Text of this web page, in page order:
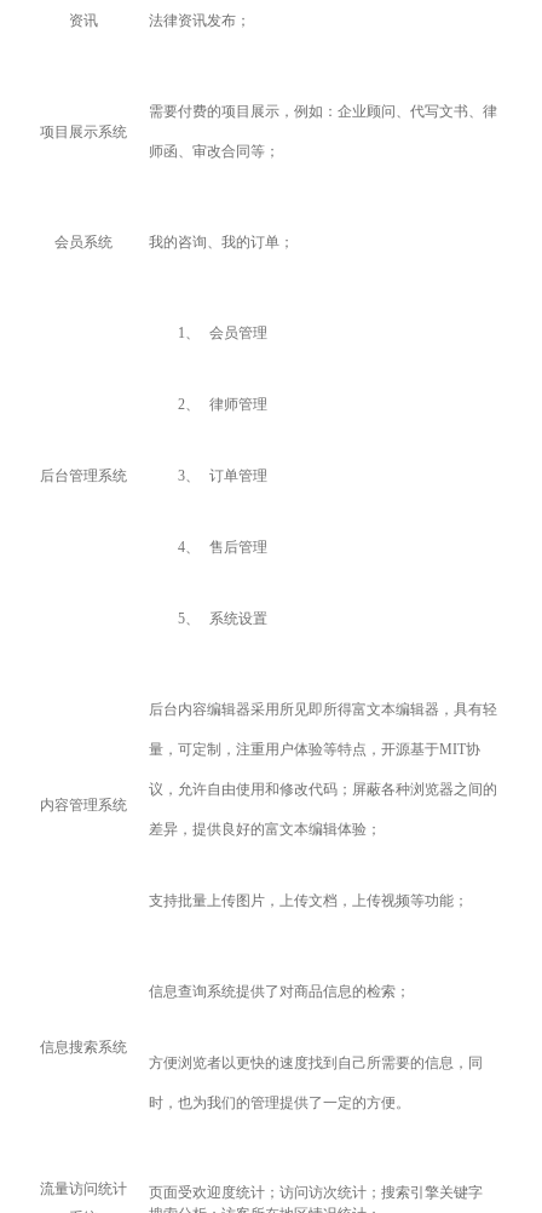
资讯 法律资讯发布；
项目展示系统
需要付费的项目展示，例如：企业顾问、代写文书、律
师函、审改合同等；
会员系统 我的咨询、我的订单；
后台管理系统
1、 会员管理
2、 律师管理
3、 订单管理
4、 售后管理
5、 系统设置
内容管理系统
后台内容编辑器采用所见即所得富文本编辑器，具有轻
量，可定制，注重用户体验等特点，开源基于MIT协
议，允许自由使用和修改代码；屏蔽各种浏览器之间的
差异，提供良好的富文本编辑体验；
支持批量上传图片，上传文档，上传视频等功能；
信息搜索系统
信息查询系统提供了对商品信息的检索；
方便浏览者以更快的速度找到自己所需要的信息，同
时，也为我们的管理提供了一定的方便。
流量访问统计
页面受欢迎度统计；访问访次统计；搜索引擎关键字